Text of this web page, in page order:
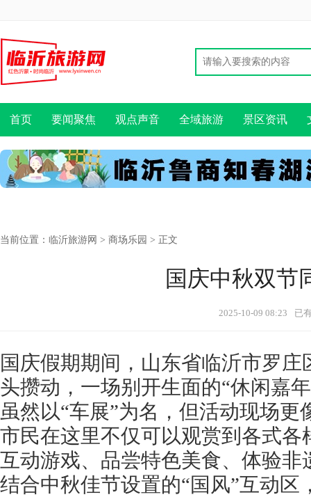
首页 要闻聚焦 观点声音 全域旅游 景区资讯
当前位置： 临沂旅游网 > 商场乐园 > 正文
国庆中秋双节
2025-10-09 08:23 已
国庆假期期间，山东省临沂市罗
头攒动，一场别开生面的“休闲嘉
虽然以“车展”为名，但活动现场更
市民在这里不仅可以观赏到各式各
互动游戏、品尝特色美食、体验非
结合中秋佳节设置的“国风”互动区